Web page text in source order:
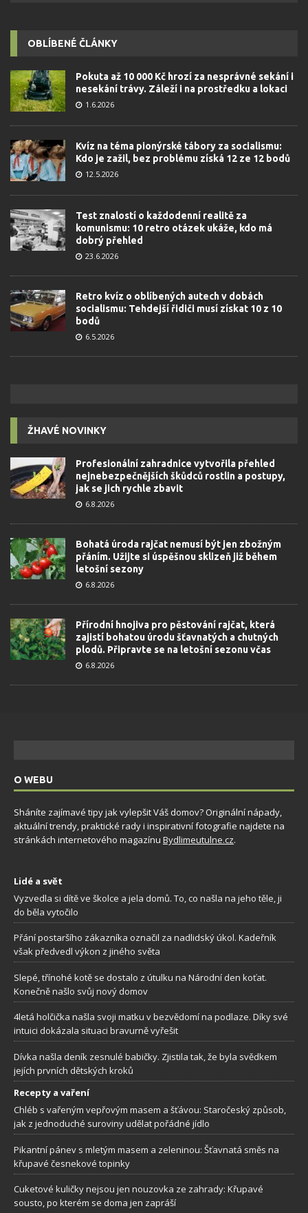
OBLÍBENÉ ČLÁNKY
Pokuta až 10 000 Kč hrozí za nesprávné sekání i
nesekání trávy. Záleží i na prostředku a lokaci
1.6.2026
Kvíz na téma pionýrské tábory za socialismu:
Kdo je zažil, bez problému získá 12 ze 12 bodů
12.5.2026
Test znalostí o každodenní realitě za
komunismu: 10 retro otázek ukáže, kdo má
dobrý přehled
23.6.2026
Retro kvíz o oblíbených autech v dobách
socialismu: Tehdejší řidiči musí získat 10 z 10
bodů
6.5.2026
ŽHAVÉ NOVINKY
Profesionální zahradnice vytvořila přehled
nejnebezpečnějších škůdců rostlin a postupy,
jak se jich rychle zbavit
6.8.2026
Bohatá úroda rajčat nemusí být jen zbožným
přáním. Užijte si úspěšnou sklizeň již během
letošní sezony
6.8.2026
Přírodní hnojiva pro pěstování rajčat, která
zajistí bohatou úrodu šťavnatých a chutných
plodů. Připravte se na letošní sezonu včas
6.8.2026
O WEBU
Sháníte zajímavé tipy jak vylepšit Váš domov? Originální nápady,
aktuální trendy, praktické rady i inspirativní fotografie najdete na
stránkách internetového magazínu Bydlimeutulne.cz.
Lidé a svět
Vyzvedla si dítě ve školce a jela domů. To, co našla na jeho těle, ji
do běla vytočilo
Přání postaršího zákazníka označil za nadlidský úkol. Kadeřník
však předvedl výkon z jiného světa
Slepé, třínohé kotě se dostalo z útulku na Národní den koťat.
Konečně našlo svůj nový domov
4letá holčička našla svoji matku v bezvědomí na podlaze. Díky své
intuici dokázala situaci bravurně vyřešit
Dívka našla deník zesnulé babičky. Zjistila tak, že byla svědkem
jejích prvních dětských kroků
Recepty a vaření
Chléb s vařeným vepřovým masem a šťávou: Staročeský způsob,
jak z jednoduché suroviny udělat pořádné jídlo
Pikantní pánev s mletým masem a zeleninou: Šťavnatá směs na
křupavé česnekové topinky
Cuketové kuličky nejsou jen nouzovka ze zahrady: Křupavé
sousto, po kterém se doma jen zapráší